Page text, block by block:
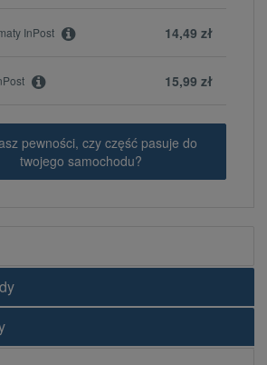
14,49 zł
InPost
15,99 zł
pewności, czy część pasuje do
twojego samochodu?